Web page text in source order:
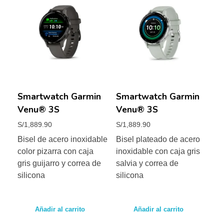
Smartwatch Garmin
Venu® 3S
S/1,889.90
Bisel de acero inoxidable
color pizarra con caja
gris guijarro y correa de
silicona
Añadir al carrito
Smartwatch Garmin
Venu® 3S
S/1,889.90
Bisel plateado de acero
inoxidable con caja gris
salvia y correa de
silicona
Añadir al carrito